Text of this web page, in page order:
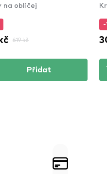
na obličej
619 kč
Přidat
-